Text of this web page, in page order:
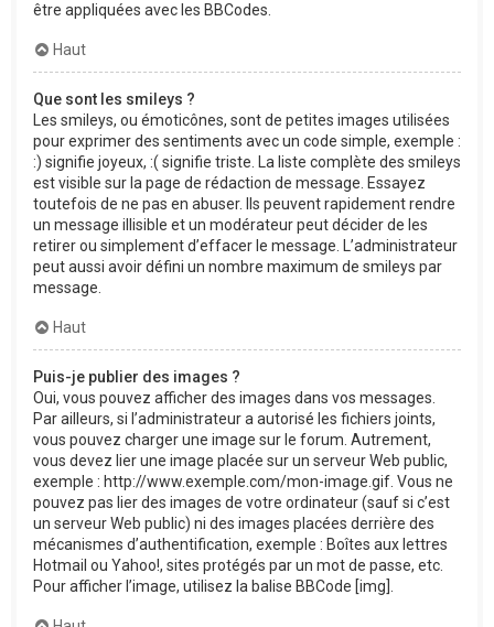
être appliquées avec les BBCodes.
Haut
Que sont les smileys ?
Les smileys, ou émoticônes, sont de petites images utilisées
pour exprimer des sentiments avec un code simple, exemple :
:) signifie joyeux, :( signifie triste. La liste complète des smileys
est visible sur la page de rédaction de message. Essayez
toutefois de ne pas en abuser. Ils peuvent rapidement rendre
un message illisible et un modérateur peut décider de les
retirer ou simplement d’effacer le message. L’administrateur
peut aussi avoir défini un nombre maximum de smileys par
message.
Haut
Puis-je publier des images ?
Oui, vous pouvez afficher des images dans vos messages.
Par ailleurs, si l’administrateur a autorisé les fichiers joints,
vous pouvez charger une image sur le forum. Autrement,
vous devez lier une image placée sur un serveur Web public,
exemple : http://www.exemple.com/mon-image.gif. Vous ne
pouvez pas lier des images de votre ordinateur (sauf si c’est
un serveur Web public) ni des images placées derrière des
mécanismes d’authentification, exemple : Boîtes aux lettres
Hotmail ou Yahoo!, sites protégés par un mot de passe, etc.
Pour afficher l’image, utilisez la balise BBCode [img].